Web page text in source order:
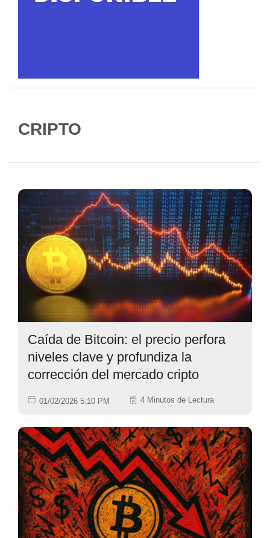
CRIPTO
Caída de Bitcoin: el precio perfora
niveles clave y profundiza la
corrección del mercado cripto
01/02/2026 5:10 PM 4 Minutos de Lectura